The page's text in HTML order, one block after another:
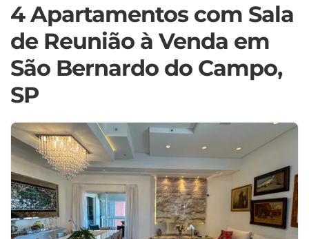
4 Apartamentos com Sala
de Reunião à Venda em
São Bernardo do Campo,
SP